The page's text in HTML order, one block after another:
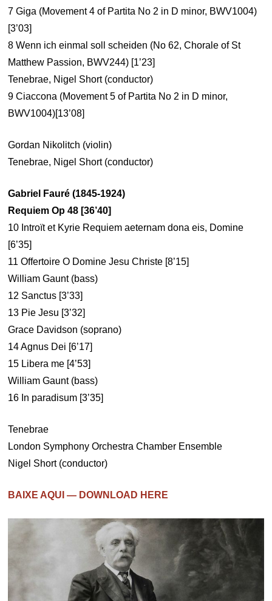
7 Giga (Movement 4 of Partita No 2 in D minor, BWV1004)
[3’03]
8 Wenn ich einmal soll scheiden (No 62, Chorale of St
Matthew Passion, BWV244) [1’23]
Tenebrae, Nigel Short (conductor)
9 Ciaccona (Movement 5 of Partita No 2 in D minor,
BWV1004)[13’08]
Gordan Nikolitch (violin)
Tenebrae, Nigel Short (conductor)
Gabriel Fauré (1845-1924)
Requiem Op 48 [36’40]
10 Introït et Kyrie Requiem aeternam dona eis, Domine
[6’35]
11 Offertoire O Domine Jesu Christe [8’15]
William Gaunt (bass)
12 Sanctus [3’33]
13 Pie Jesu [3’32]
Grace Davidson (soprano)
14 Agnus Dei [6’17]
15 Libera me [4’53]
William Gaunt (bass)
16 In paradisum [3’35]
Tenebrae
London Symphony Orchestra Chamber Ensemble
Nigel Short (conductor)
BAIXE AQUI — DOWNLOAD HERE